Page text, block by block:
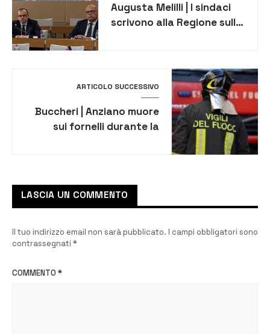
Augusta Melilli | I sindaci
scrivono alla Regione sulla
ARTICOLO SUCCESSIVO
Buccheri | Anziano muore
sui fornelli durante la
LASCIA UN COMMENTO
Il tuo indirizzo email non sarà pubblicato. I campi obbligatori sono
contrassegnati *
COMMENTO *